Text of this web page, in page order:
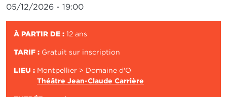
05/12/2026 - 19:00
À PARTIR DE : 12 ans
TARIF : Gratuit sur inscription
LIEU : Montpellier > Domaine d'O
Théâtre Jean-Claude Carrière